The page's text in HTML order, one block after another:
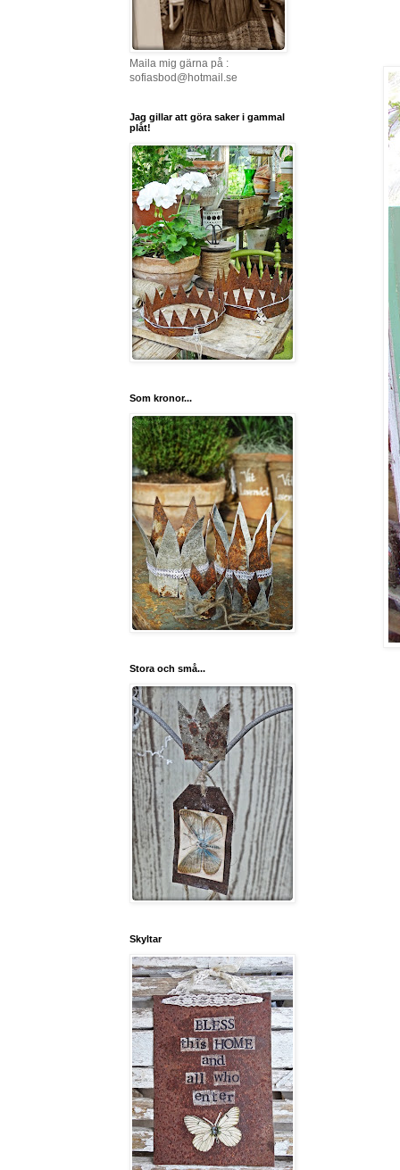
Maila mig gärna på :
sofiasbod@hotmail.se
Jag gillar att göra saker i gammal
plåt!
Som kronor...
Stora och små...
Skyltar